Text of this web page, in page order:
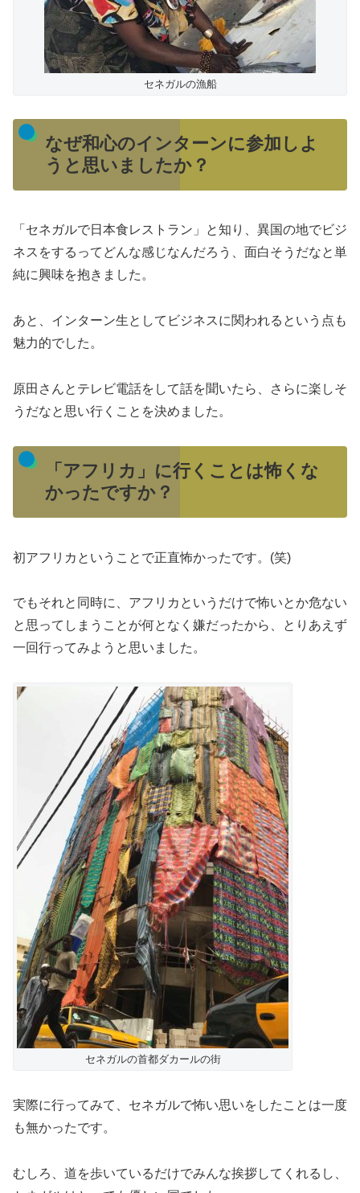
セネガルの漁船
なぜ和心のインターンに参加しよ
うと思いましたか？
「セネガルで日本食レストラン」と知り、異国の地でビジ
ネスをするってどんな感じなんだろう、面白そうだなと単
純に興味を抱きました。
あと、インターン生としてビジネスに関われるという点も
魅力的でした。
原田さんとテレビ電話をして話を聞いたら、さらに楽しそ
うだなと思い行くことを決めました。
「アフリカ」に行くことは怖くな
かったですか？
初アフリカということで正直怖かったです。(笑)
でもそれと同時に、アフリカというだけで怖いとか危ない
と思ってしまうことが何となく嫌だったから、とりあえず
一回行ってみようと思いました。
セネガルの首都ダカールの街
実際に行ってみて、セネガルで怖い思いをしたことは一度
も無かったです。
むしろ、道を歩いているだけでみんな挨拶してくれるし、